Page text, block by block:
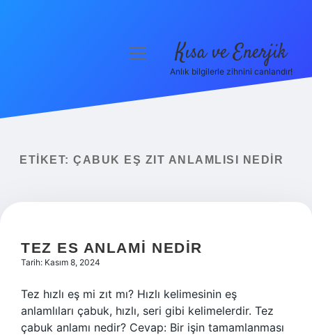
Yasal Uyarı
menüyü
Kısa ve Enerjik
Anlık bilgilerle zihnini canlandır!
ETIKET: ÇABUK EŞ ZIT ANLAMLISI NEDIR
TEZ ES ANLAMI NEDIR
Tarih: Kasım 8, 2024
Tez hızlı eş mi zıt mı? Hızlı kelimesinin eş
anlamlıları çabuk, hızlı, seri gibi kelimelerdir. Tez
çabuk anlamı nedir? Cevap: Bir işin tamamlanması